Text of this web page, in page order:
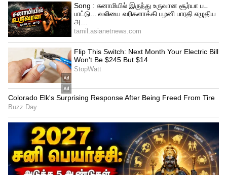
சிவக்குமாருக்கு துணை முதல்வர்
பதவியுடன் சேர்த்து 6 அமைச்சர்கள்
வழங்கப்பட்டுள்ளதாக காங்கிரஸ்
வட்டாரங்கள் தெரிவிக்கின்றன.சிவகுமார்
ஜோதிடம், எண் கணிதம் ஆகியவற்றில்
தீவிர நம்பிக்கை கொண்டவர், மேலும்
கர்நாடகா மற்றும் நாடு முழுவதும் உள்ள
ஏராளமான அரசியல் தலைவர்களுக்கு
மிகவும் பிரபலமான ஜோதிட வழிகாட்டி
மற்றும் ஆன்மீக தத்துவஞானி
துவாரகாநாத்தின் ஆலோசனையை
அடிக்கடி பெற்று வருகிறார்.